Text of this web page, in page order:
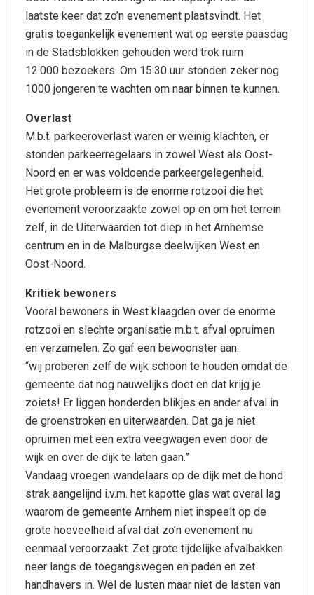
laatste keer dat zo’n evenement plaatsvindt. Het
gratis toegankelijk evenement wat op eerste paasdag
in de Stadsblokken gehouden werd trok ruim
12.000 bezoekers. Om 15:30 uur stonden zeker nog
1000 jongeren te wachten om naar binnen te kunnen.
Overlast
M.b.t. parkeeroverlast waren er weinig klachten, er
stonden parkeerregelaars in zowel West als Oost-
Noord en er was voldoende parkeergelegenheid.
Het grote probleem is de enorme rotzooi die het
evenement veroorzaakte zowel op en om het terrein
zelf, in de Uiterwaarden tot diep in het Arnhemse
centrum en in de Malburgse deelwijken West en
Oost-Noord.
Kritiek bewoners
Vooral bewoners in West klaagden over de enorme
rotzooi en slechte organisatie m.b.t. afval opruimen
en verzamelen. Zo gaf een bewoonster aan:
“wij proberen zelf de wijk schoon te houden omdat de
gemeente dat nog nauwelijks doet en dat krijg je
zoiets! Er liggen honderden blikjes en ander afval in
de groenstroken en uiterwaarden. Dat ga je niet
opruimen met een extra veegwagen even door de
wijk en over de dijk te laten gaan.”
Vandaag vroegen wandelaars op de dijk met de hond
strak aangelijnd i.v.m. het kapotte glas wat overal lag
waarom de gemeente Arnhem niet inspeelt op de
grote hoeveelheid afval dat zo’n evenement nu
eenmaal veroorzaakt. Zet grote tijdelijke afvalbakken
neer langs de toegangswegen en paden en zet
handhavers in. Wel de lusten maar niet de lasten van